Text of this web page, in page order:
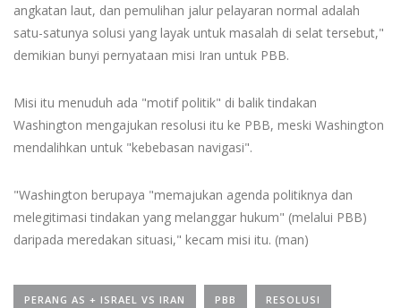
angkatan laut, dan pemulihan jalur pelayaran normal adalah
satu-satunya solusi yang layak untuk masalah di selat tersebut,"
demikian bunyi pernyataan misi Iran untuk PBB.
Misi itu menuduh ada "motif politik" di balik tindakan
Washington mengajukan resolusi itu ke PBB, meski Washington
mendalihkan untuk "kebebasan navigasi".
"Washington berupaya "memajukan agenda politiknya dan
melegitimasi tindakan yang melanggar hukum" (melalui PBB)
daripada meredakan situasi," kecam misi itu. (man)
PERANG AS + ISRAEL VS IRAN PBB RESOLUSI